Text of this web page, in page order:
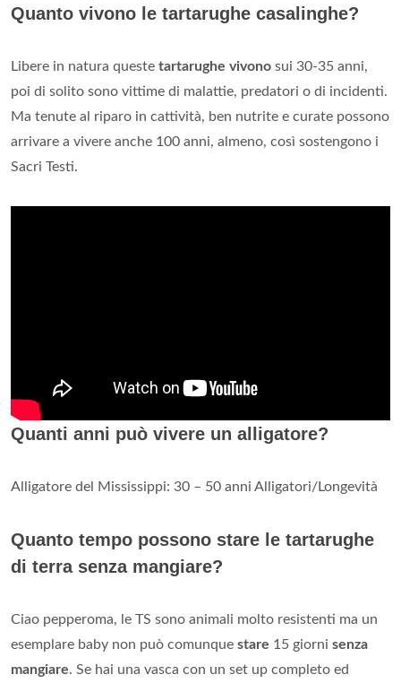
Quanto vivono le tartarughe casalinghe?
Libere in natura queste tartarughe vivono sui 30-35 anni,
poi di solito sono vittime di malattie, predatori o di incidenti.
Ma tenute al riparo in cattività, ben nutrite e curate possono
arrivare a vivere anche 100 anni, almeno, così sostengono i
Sacri Testi.
Quanti anni può vivere un alligatore?
Alligatore del Mississippi: 30 – 50 anni Alligatori/Longevità
Quanto tempo possono stare le tartarughe
di terra senza mangiare?
Ciao pepperoma, le TS sono animali molto resistenti ma un
esemplare baby non può comunque stare 15 giorni senza
mangiare. Se hai una vasca con un set up completo ed